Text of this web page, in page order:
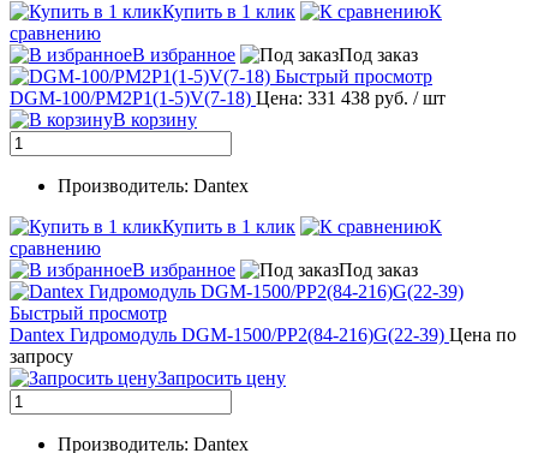
Купить в 1 клик
К
сравнению
В избранное
Под заказ
Быстрый просмотр
DGM-100/PM2P1(1-5)V(7-18) Цена: 331 438 руб. / шт
В корзину
Производитель: Dantex
Купить в 1 клик
К
сравнению
В избранное
Под заказ
Быстрый просмотр
Dantex Гидромодуль DGM-1500/PP2(84-216)G(22-39) Цена по
запросу
Запросить цену
Производитель: Dantex